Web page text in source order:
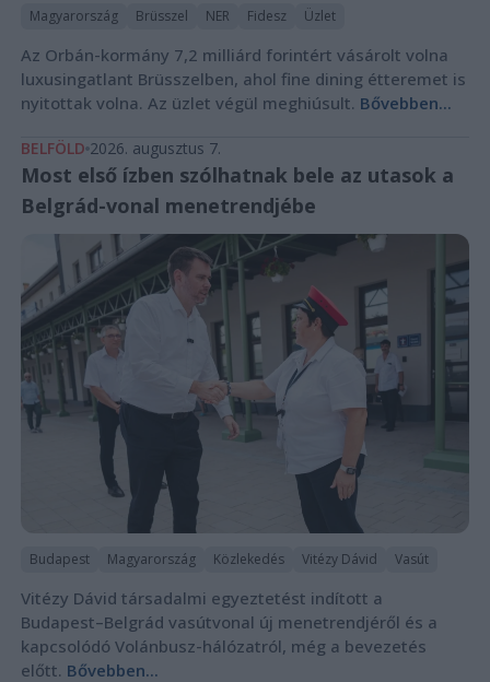
Magyarország Brüsszel NER Fidesz Üzlet
Az Orbán-kormány 7,2 milliárd forintért vásárolt volna
luxusingatlant Brüsszelben, ahol fine dining étteremet is
nyitottak volna. Az üzlet végül meghiúsult. Bővebben...
BELFÖLD 2026. augusztus 7.
Most első ízben szólhatnak bele az utasok a
Belgrád-vonal menetrendjébe
Budapest Magyarország Közlekedés Vitézy Dávid Vasút
Vitézy Dávid társadalmi egyeztetést indított a
Budapest–Belgrád vasútvonal új menetrendjéről és a
kapcsolódó Volánbusz-hálózatról, még a bevezetés
előtt. Bővebben...